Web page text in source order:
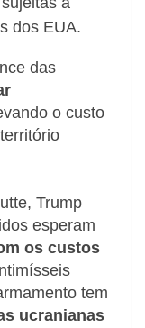
dos EUA.
das
o custo
Trump
esperam
os custos
tem
ucranianas